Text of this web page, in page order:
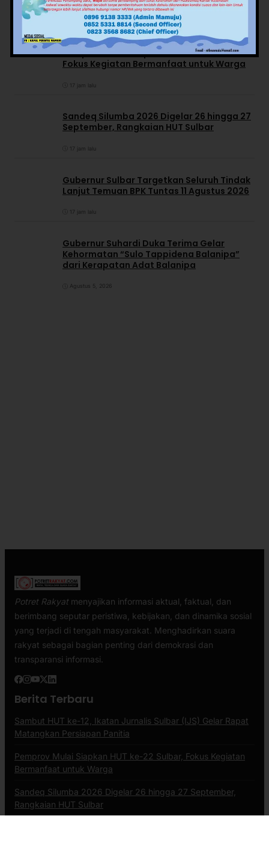
17 jam lalu
Pemprov Mulai Siapkan HUT ke-22 Sulbar,
Fokus Kegiatan Bermanfaat untuk Warga
17 jam lalu
Sandeq Silumba 2026 Digelar 26 hingga 27
September, Rangkaian HUT Sulbar
17 jam lalu
Gubernur Sulbar Targetkan Seluruh Tindak
Lanjut Temuan BPK Tuntas 11 Agustus 2026
17 jam lalu
Gubernur Suhardi Duka Terima Gelar
Kehormatan “Sulo Tappidena Balanipa”
dari Kerapatan Adat Balanipa
Agustus 5, 2026
Potret Rakyatmenyajikan informasi aktual, faktual, dan
berimbang seputar peristiwa, kebijakan, dan dinamika sosial
yang terjadi di tengah masyarakat. Menghadirkan suara
rakyat sebagai bagian penting dari demokrasi dan
transparansi informasi.
Berita Terbaru
Sambut HUT ke-12, Ikatan Jurnalis Sulbar (IJS) Gelar Rapat
Matangkan Persiapan Panitia
Pemprov Mulai Siapkan HUT ke-22 Sulbar, Fokus Kegiatan
Bermanfaat untuk Warga
Sandeq Silumba 2026 Digelar 26 hingga 27 September,
Rangkaian HUT Sulbar